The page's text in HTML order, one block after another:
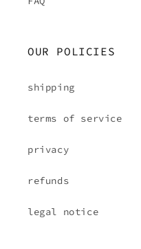
OUR POLICIES
shipping
terms of service
privacy
refunds
legal notice